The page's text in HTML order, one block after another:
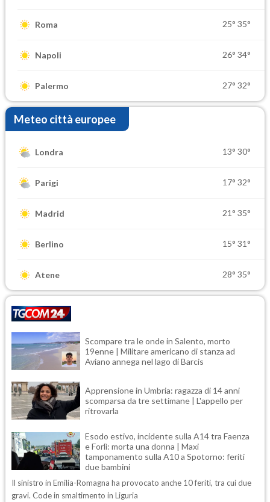
Roma 25° 35°
Napoli 26° 34°
Palermo 27° 32°
Meteo città europee
Londra 13° 30°
Parigi 17° 32°
Madrid 21° 35°
Berlino 15° 31°
Atene 28° 35°
Scompare tra le onde in Salento, morto
19enne | Militare americano di stanza ad
Aviano annega nel lago di Barcis
Apprensione in Umbria: ragazza di 14 anni
scomparsa da tre settimane | L'appello per
ritrovarla
Esodo estivo, incidente sulla A14 tra Faenza
e Forlì: morta una donna | Maxi
tamponamento sulla A10 a Spotorno: feriti
due bambini
Il sinistro in Emilia-Romagna ha provocato anche 10 feriti, tra cui due
gravi. Code in smaltimento in Liguria